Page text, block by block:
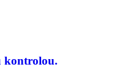
kontrolou.